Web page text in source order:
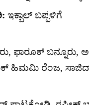
ಇಕ್ಬಾಲ್ ಬಪ್ಪಳಿಗೆ
ಫಾರೂಕ್ ಬನ್ನೂರು,
ಹಿಮಮಿ ರೆಂಜ, ಸಾಜಿದ್